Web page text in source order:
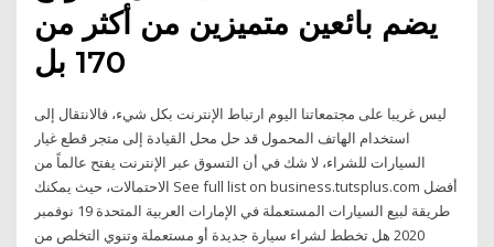
يضم بائعين متميزين من أكثر من
170 بل
ليس غريبا على مجتمعاتنا اليوم ارتباط الإنترنت بكل شيء، فالانتقال إلى
استخدام الهاتف المحمول قد حل محل القيادة إلى متجر قطع غيار
السيارات للشراء، لا شك في أن التسوق عبر الإنترنت يفتح عالماً من
الاحتمالات، حيث يمكنك See full list on business.tutsplus.com أفضل
طريقة لبيع السيارات المستعملة في الإمارات العربية المتحدة 19 نوفمبر
2020 هل تخطط لشراء سيارة جديدة أو مستعملة وتنوي التخلص من